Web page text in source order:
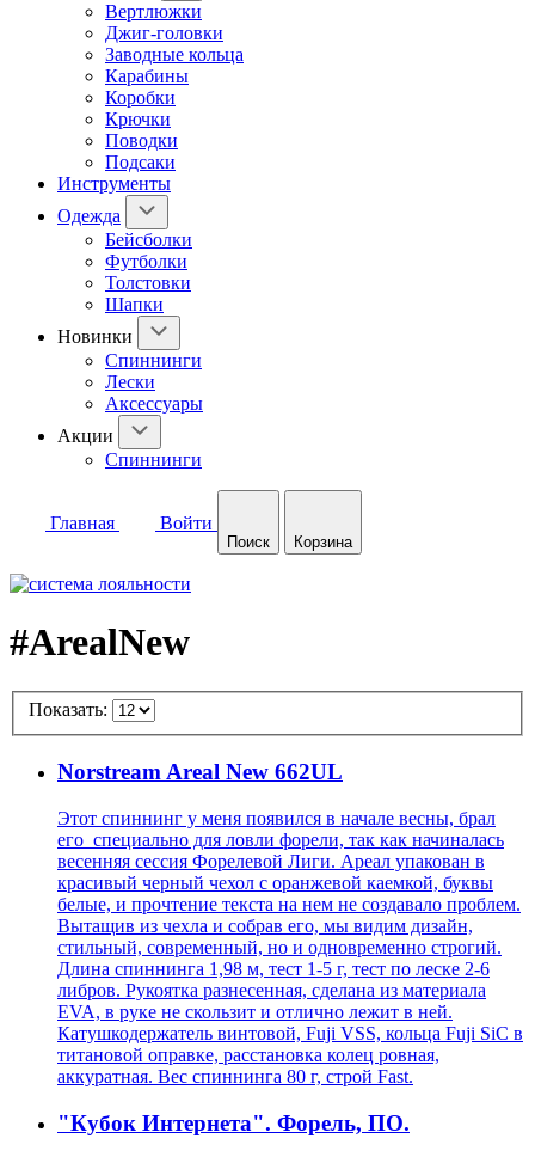
Вертлюжки
Джиг-головки
Заводные кольца
Карабины
Коробки
Крючки
Поводки
Подсаки
Инструменты
Одежда
Бейсболки
Футболки
Толстовки
Шапки
Новинки
Спиннинги
Лески
Аксессуары
Акции
Спиннинги
Главная Войти
Поиск Корзина
#ArealNew
Показать:
Norstream Areal New 662UL
Этот спиннинг у меня появился в начале весны, брал
его специально для ловли форели, так как начиналась
весенняя сессия Форелевой Лиги. Ареал упакован в
красивый черный чехол с оранжевой каемкой, буквы
белые, и прочтение текста на нем не создавало проблем.
Вытащив из чехла и собрав его, мы видим дизайн,
стильный, современный, но и одновременно строгий.
Длина спиннинга 1,98 м, тест 1-5 г, тест по леске 2-6
либров. Рукоятка разнесенная, сделана из материала
EVA, в руке не скользит и отлично лежит в ней.
Катушкодержатель винтовой, Fuji VSS, кольца Fuji SiC в
титановой оправке, расстановка колец ровная,
аккуратная. Вес спиннинга 80 г, строй Fast.
"Кубок Интернета". Форель, ПО.